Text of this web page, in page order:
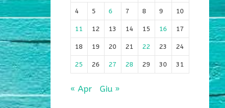
4 5 6 7 8 9 10
11 12 13 14 15 16 17
18 19 20 21 22 23 24
25 26 27 28 29 30 31
« Apr Giu »